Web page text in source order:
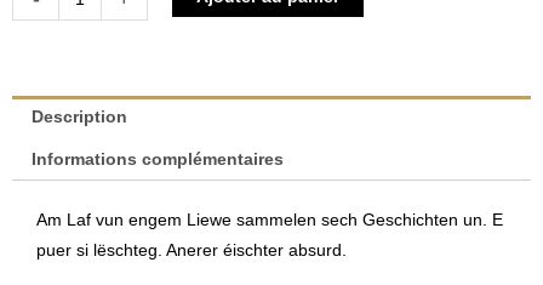
et
vergiessen
engem
Pechvull,
Description
Informations complémentaires
Am Laf vun engem Liewe sammelen sech Geschichten un. E
puer si lëschteg. Anerer éischter absurd.